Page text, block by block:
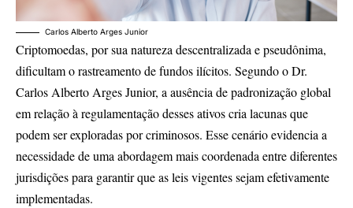
Carlos Alberto Arges Junior
Criptomoedas, por sua natureza descentralizada e pseudônima,
dificultam o rastreamento de fundos ilícitos. Segundo o Dr.
Carlos Alberto Arges Junior, a ausência de padronização global
em relação à regulamentação desses ativos cria lacunas que
podem ser exploradas por criminosos. Esse cenário evidencia a
necessidade de uma abordagem mais coordenada entre diferentes
jurisdições para garantir que as leis vigentes sejam efetivamente
implementadas.